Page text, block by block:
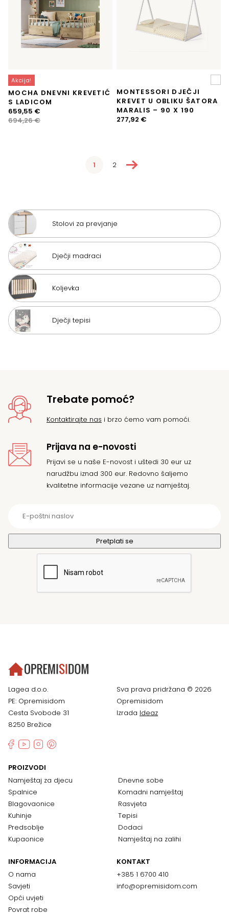
Akcija!
MOCHA DNEVNI KREVETIĆ
S LADICOM
694,26€
Izvorna
cijena
659,55 €
Trenutna
cijena
MONTESSORI DJEČJI
KREVET U OBLIKU ŠATORA
MARALIS – 90 X 190
277,92 €
1 2→
Stolovi za prevjanje
Dječji madraci
Koljevka
Dječji tepisi
Trebate pomoć?
Kontaktirajte nas i brzo ćemo vam pomoći.
Prijava na e-novosti
Prijavi se u naše E-novost i uštedi 30 eur uz
narudžbu iznad 300 eur. Redovno šaljemo
kvalitetne informacije vezane uz namještaj.
Lagea d.o.o.
PE: Opremisidom
Cesta Svobode 31
8250 Brežice
Sva prava pridržana © 2026
Opremisidom
Izrada Ideaz
PROIZVODI
Namještaj za djecu
Spalnice
Blagovaonice
Kuhinje
Predsoblje
Kupaonice
Dnevne sobe
Komadni namještaj
Rasvjeta
Tepisi
Dodaci
Namještaj na zalihi
INFORMACIJA
O nama
Savjeti
Opći uvjeti
Povrat robe
KONTAKT
+385 1 6700 410
info@opremisidom.com